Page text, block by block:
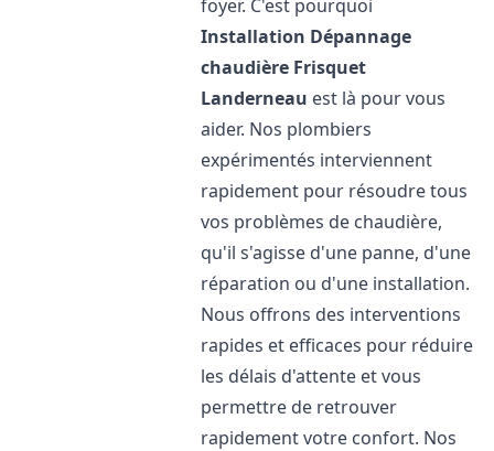
foyer. C'est pourquoi
Installation Dépannage
chaudière Frisquet
Landerneau est là pour vous
aider. Nos plombiers
expérimentés interviennent
rapidement pour résoudre tous
vos problèmes de chaudière,
qu'il s'agisse d'une panne, d'une
réparation ou d'une installation.
Nous offrons des interventions
rapides et efficaces pour réduire
les délais d'attente et vous
permettre de retrouver
rapidement votre confort. Nos